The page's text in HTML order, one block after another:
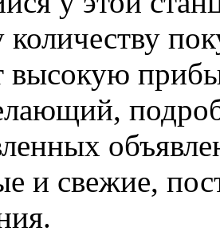
высокую
и свежие,